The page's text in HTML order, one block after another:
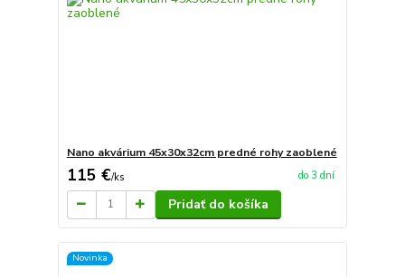
Nano akvárium 45x30x32cm predné rohy zaoblené
115 €/ks do 3 dní
Pridať do košíka
Novinka